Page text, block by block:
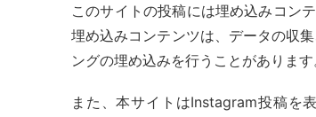
このサイトの投稿には埋め込みコン
埋め込みコンテンツは、データの収
ングの埋め込みを行うことがあります
また、本サイトはInstagram投稿を